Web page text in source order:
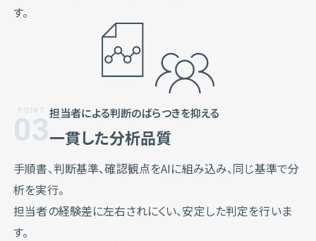
す。
03担当者による判断のばらつきを抑える
一貫した分析品質
手順書、判断基準、確認観点をAIに組み込み、同じ基準で分
析を実行。
担当者の経験差に左右されにくい、安定した判定を行いま
す。